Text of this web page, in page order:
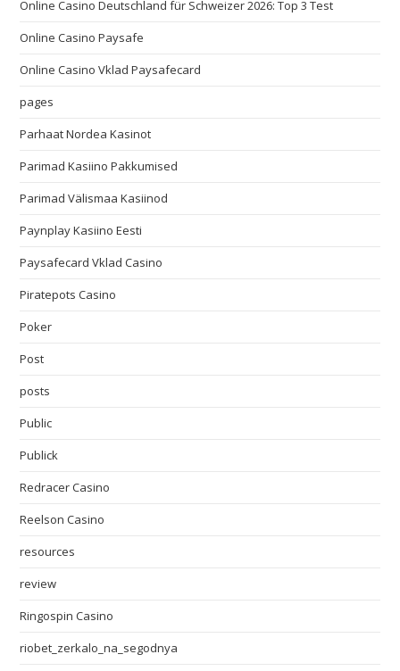
Online Casino Deutschland für Schweizer 2026: Top 3 Test
Online Casino Paysafe
Online Casino Vklad Paysafecard
pages
Parhaat Nordea Kasinot
Parimad Kasiino Pakkumised
Parimad Välismaa Kasiinod
Paynplay Kasiino Eesti
Paysafecard Vklad Casino
Piratepots Casino
Poker
Post
posts
Public
Publick
Redracer Casino
Reelson Casino
resources
review
Ringospin Casino
riobet_zerkalo_na_segodnya